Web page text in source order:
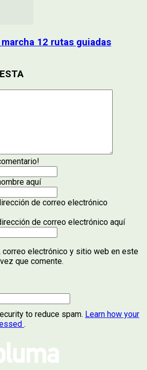
12 rutas guiadas
aquí
de correo electrónico
de correo electrónico aquí
correo electrónico y sitio web en este
que comente.
to reduce spam. Learn how your
.